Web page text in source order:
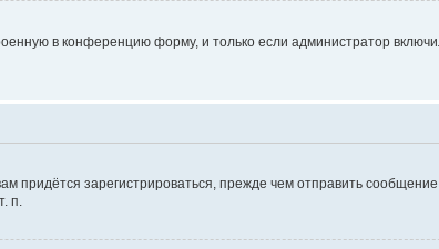
в конференцию форму, и только если администратор
зарегистрироваться, прежде чем отправить
п.